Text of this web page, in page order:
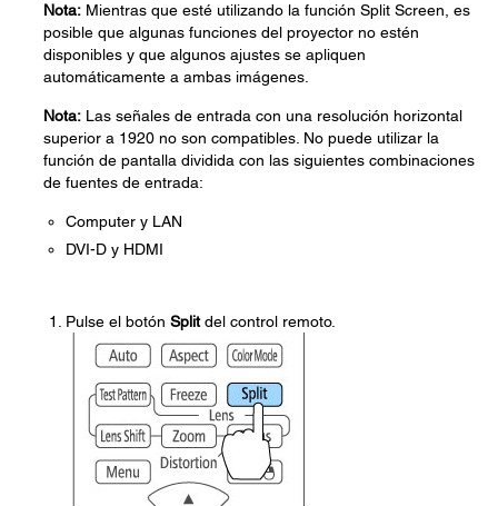
Nota: Mientras que esté utilizando la función Split Screen, es
posible que algunas funciones del proyector no estén
disponibles y que algunos ajustes se apliquen
automáticamente a ambas imágenes.
Nota: Las señales de entrada con una resolución horizontal
superior a 1920 no son compatibles. No puede utilizar la
función de pantalla dividida con las siguientes combinaciones
de fuentes de entrada:
Computer y LAN
DVI-D y HDMI
Pulse el botón Splitdel control remoto.